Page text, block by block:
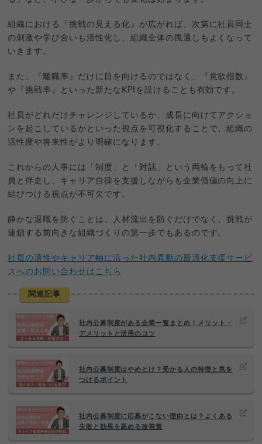
組織における『挑戦の見える化』が広がれば、次第に社員同士
の刺激や学び合いも活性化し、組織全体の風通しもよくなって
いきます。
また、『離職率』だけに目を向けるのではなく、『意欲指数』
や『挑戦率』といった新たなKPIを設けることも有効です。
社員がどれだけチャレンジしているか、成長に向けてアクショ
ンを起こしているかといった視点を可視化することで、組織の
活性度や将来性がより明確になります。
これからの人事には「制度」と「対話」という両輪をもって社
員と伴走し、キャリア自律を支援しながらも企業価値の向上に
結びつける視点が不可欠です。
静かな退職を防ぐことは、人材流出を防ぐだけでなく、挑戦が
連鎖する前向きな組織づくりの第一歩でもあるのです。
社員の適性やキャリア軸に沿った社内異動の最適化支援サービ
スへのお問い合わせはこちら
関連記事
社内公募制度がある企業一覧まとめ！メリット・
デメリットと活用のコツ
社内公募制度はやめとけ？受かる人の特徴と気を
つけるポイント
社内公募制度に応募がこない理由とは？よくある
失敗と効果を高める改善策